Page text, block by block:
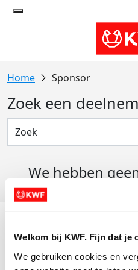
Welkom bij KWF. Fijn dat je
We gebruiken cookies en
Sponsor
Zoek een
We hebben
Actiematerialen
Evenementen